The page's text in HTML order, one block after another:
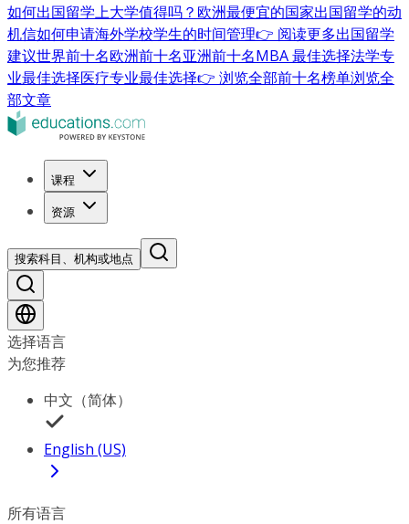
如何出国留学上大学值得吗？ 欧洲最便宜的国家出国留学的动
机信如何申请海外学校学生的时间管理👉 阅读更多出国留学
建议世界前十名欧洲前十名亚洲前十名MBA 最佳选择法学专
业最佳选择医疗专业最佳选择👉 浏览全部前十名榜单浏览全
部文章
课程
资源
搜索科目、机构或地点
选择语言
为您推荐
中文（简体）
English (US)
所有语言